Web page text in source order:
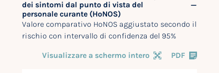
dei sintomi dal punto di vista del
personale curante (HoNOS)
Valore comparativo HoNOS aggiustato secondo il
rischio con intervallo di confidenza del 95%
Visualizzare a schermo intero PDF